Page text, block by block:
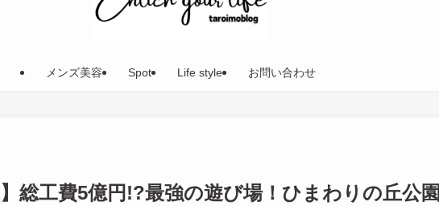
メンズ美容 Spot Life style お問い合わせ
総工費5億円!?最強の遊び場！ひまわりの丘公園